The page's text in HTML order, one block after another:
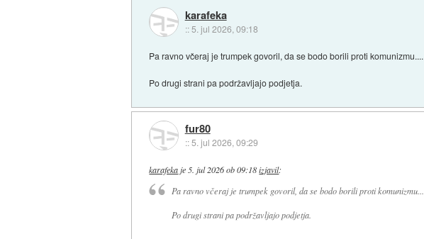
karafeka
:: 5. jul 2026, 09:18
Pa ravno včeraj je trumpek govoril, da se bodo borili proti komunizmu....
Po drugi strani pa podržavljajo podjetja.
fur80
::5. jul 2026, 09:29
karafeka je 5. jul 2026 ob 09:18 izjavil:
Pa ravno včeraj je trumpek govoril, da se bodo borili proti komunizmu....
Po drugi strani pa podržavljajo podjetja.